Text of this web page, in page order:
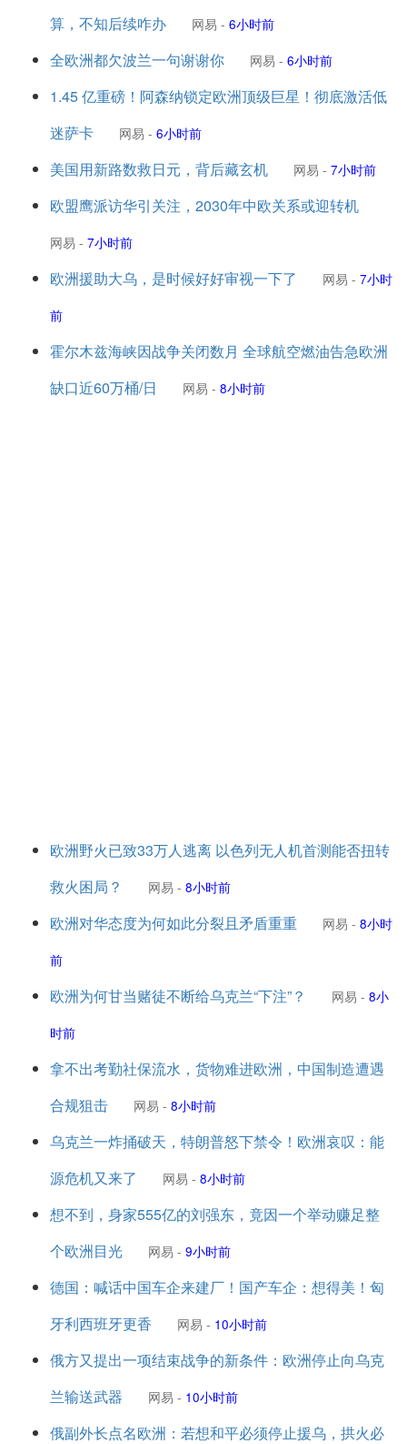
算，不知后续咋办
网易 - 6小时前
全欧洲都欠波兰一句谢谢你 网易 - 6小时前
1.45 亿重磅！阿森纳锁定欧洲顶级巨星！彻底激活低
迷萨卡
网易 - 6小时前
美国用新路数救日元，背后藏玄机 网易 - 7小时前
欧盟鹰派访华引关注，2030年中欧关系或迎转机
网易 - 7小时前
欧洲援助大乌，是时候好好审视一下了 网易 - 7小时
前
霍尔木兹海峡因战争关闭数月 全球航空燃油告急欧洲
缺口近60万桶/日
网易 - 8小时前
欧洲野火已致33万人逃离 以色列无人机首测能否扭转
救火困局？
网易 - 8小时前
欧洲对华态度为何如此分裂且矛盾重重 网易 - 8小时
前
欧洲为何甘当赌徒不断给乌克兰“下注”？ 网易 - 8小
时前
拿不出考勤社保流水，货物难进欧洲，中国制造遭遇
合规狙击
网易 - 8小时前
乌克兰一炸捅破天，特朗普怒下禁令！欧洲哀叹：能
源危机又来了
网易 - 8小时前
想不到，身家555亿的刘强东，竟因一个举动赚足整
个欧洲目光
网易 - 9小时前
德国：喊话中国车企来建厂！国产车企：想得美！匈
牙利西班牙更香
网易 - 10小时前
俄方又提出一项结束战争的新条件：欧洲停止向乌克
兰输送武器
网易 - 10小时前
俄副外长点名欧洲：若想和平必须停止援乌，拱火必